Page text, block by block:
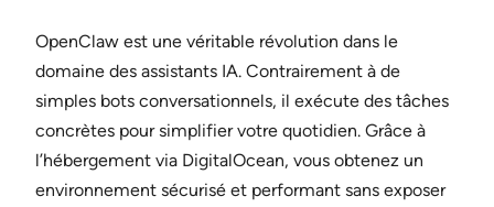
OpenClaw est une véritable révolution dans le
domaine des assistants IA. Contrairement à de
simples bots conversationnels, il exécute des tâches
concrètes pour simplifier votre quotidien. Grâce à
l’hébergement via DigitalOcean, vous obtenez un
environnement sécurisé et performant sans exposer